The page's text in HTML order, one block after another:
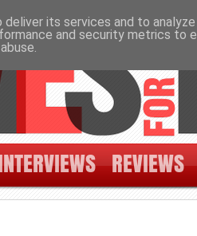
REVIEWS
its services and to
and security metrics to